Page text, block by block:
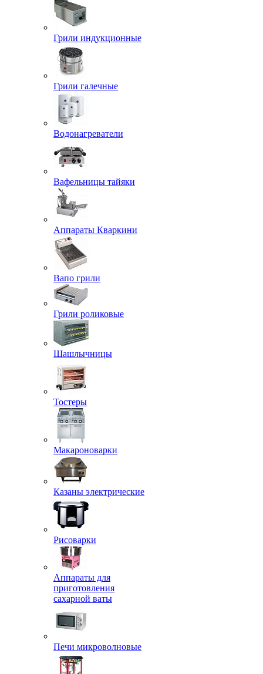
Грили индукционные
Грили галечные
Водонагреватели
Вафельницы тайяки
Аппараты Кваркини
Вапо грили
Грили роликовые
Шашлычницы
Тостеры
Макароноварки
Казаны электрические
Рисоварки
Аппараты для
приготовления
сахарной ваты
Печи микроволновые